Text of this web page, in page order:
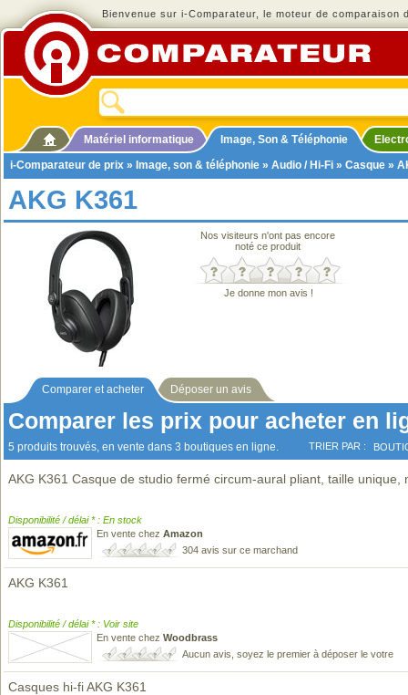
Bienvenue sur i-Comparateur, le moteur de comparaison
Matériel informatique Image, Son & Téléphonie
i-Comparateur de prix » Image, son & téléphonie » Audio / Hi-Fi » Casque »
AKG K361
Nos visiteurs n'ont pas encore
noté ce produit
Je donne mon avis !
Comparer et acheter Déposer un avis
Comparer les prix pour acheter en
5 produits trouvés, en vente dans 3 boutiques en ligne. TRIER PAR :
AKG K361 Casque de studio fermé circum-aural pliant, taille unique,
Disponibilité / délai * : En stock
En vente chez Amazon
304 avis sur ce marchand
AKG K361
Disponibilité / délai * : Voir site
En vente chez Woodbrass
Aucun avis, soyez le premier à déposer le votre
Casques hi-fi AKG K361